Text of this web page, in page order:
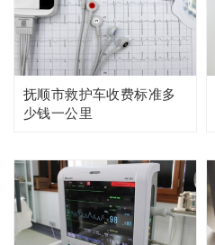
抚顺市救护车收费标准多
少钱一公里